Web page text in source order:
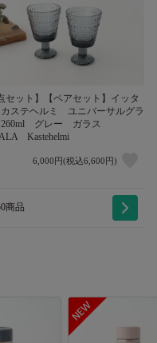
セット】【ペアセット】イッタ
ステヘルミ ユニバーサルグラ
グレー ガラス
Kastehelmi
6,000円(税込6,600円)
商品